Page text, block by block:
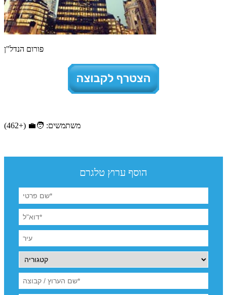
פורום הנדל"ן
משתמשים: 🧑‍💼 (+462)
הוסף ערוץ טלגרם